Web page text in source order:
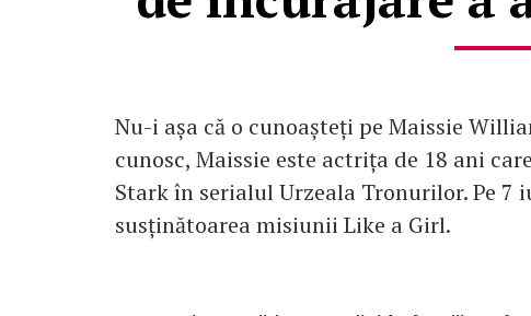
Nu-i așa că o cunoașteți pe Maissie
cunosc, Maissie este actrița de 18 ani
Stark în serialul Urzeala Tronurilor. Pe 7
susținătoarea misiunii Like a Girl.